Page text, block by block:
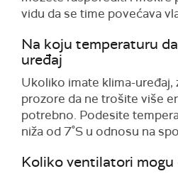
vidu da se time povećava
Na koju temperaturu
uređaj
Ukoliko imate klima-uređaj,
prozore da ne trošite više
potrebno. Podesite
niža od 7˚S u odnosu na
Koliko ventilatori mogu